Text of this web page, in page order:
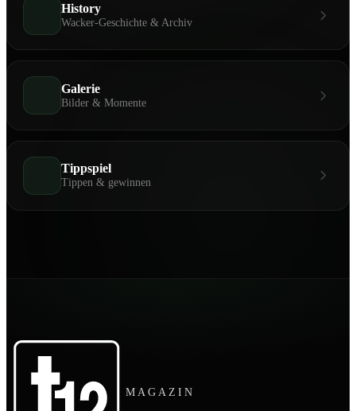
History
Wacker-Geschichte & Archiv
Galerie
Bilder & Momente
Tippspiel
Tippen & gewinnen
MAGAZIN